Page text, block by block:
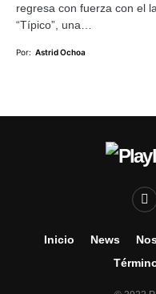
regresa con fuerza con el
“Típico”, una…
Por: Astrid Ochoa
Inicio News